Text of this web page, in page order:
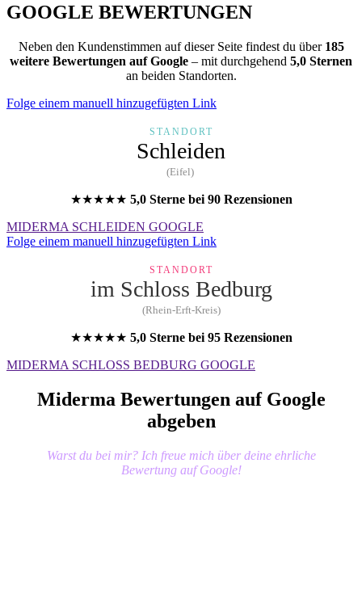
GOOGLE BEWERTUNGEN
Neben den Kundenstimmen auf dieser Seite findest du über 185
weitere Bewertungen auf Google – mit durchgehend 5,0 Sternen
an beiden Standorten.
Folge einem manuell hinzugefügten Link
STANDORT
Schleiden
(Eifel)
★★★★★ 5,0 Sterne bei 90 Rezensionen
MIDERMA SCHLEIDEN GOOGLE
Folge einem manuell hinzugefügten Link
STANDORT
im Schloss Bedburg
(Rhein-Erft-Kreis)
★★★★★ 5,0 Sterne bei 95 Rezensionen
MIDERMA SCHLOSS BEDBURG GOOGLE
Miderma Bewertungen auf Google
abgeben
Warst du bei mir? Ich freue mich über deine ehrliche
Bewertung auf Google!